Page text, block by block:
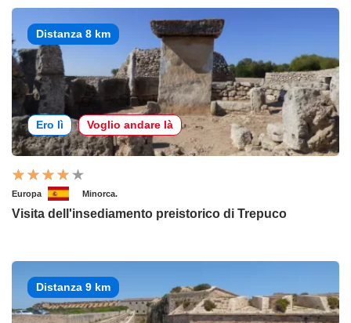
Distanza 8 km
Ero lì Voglio andare là
Europa Minorca.
Visita dell'insediamento preistorico di Trepuco
Distanza 9 km